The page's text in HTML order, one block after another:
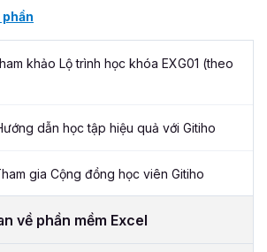
khảo Lộ trình học khóa EXG01 (theo
dẫn học tập hiệu quả với Gitiho
gia Cộng đồng học viên Gitiho
về phần mềm Excel